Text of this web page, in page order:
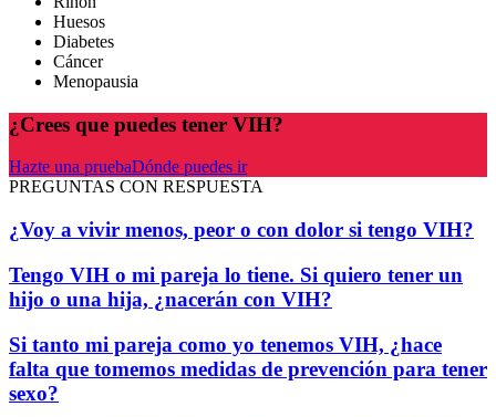
Huesos
Diabetes
Cáncer
Menopausia
¿Crees que puedes tener VIH?
Hazte una pruebaDónde puedes ir
PREGUNTAS CON RESPUESTA
¿Voy a vivir menos, peor o con dolor si tengo VIH?
Tengo VIH o mi pareja lo tiene. Si quiero tener un
hijo o una hija, ¿nacerán con VIH?
Si tanto mi pareja como yo tenemos VIH, ¿hace
falta que tomemos medidas de prevención para tener
sexo?